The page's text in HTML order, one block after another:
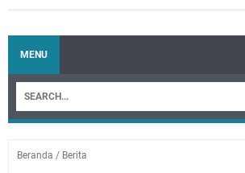
MENU
Beranda / Berita